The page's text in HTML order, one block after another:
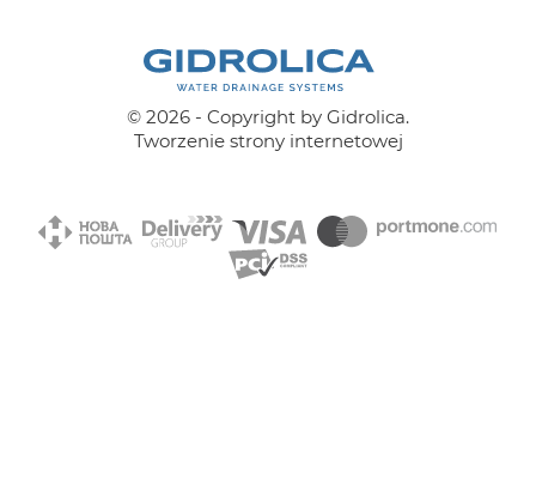
© 2026 - Copyright by Gidrolica.
Tworzenie strony internetowej